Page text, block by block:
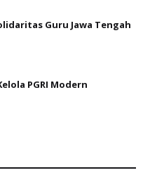
Guru Jawa Tengah
PGRI Modern